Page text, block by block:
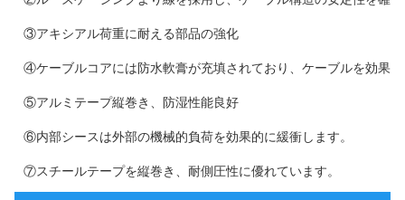
③アキシアル荷重に耐える部品の強化
④ケーブルコアには防水軟膏が充填されており、ケーブルを効果
⑤アルミテープ縦巻き、防湿性能良好
⑥内部シースは外部の機械的負荷を効果的に緩衝します。
⑦スチールテープを縦巻き、耐側圧性に優れています。